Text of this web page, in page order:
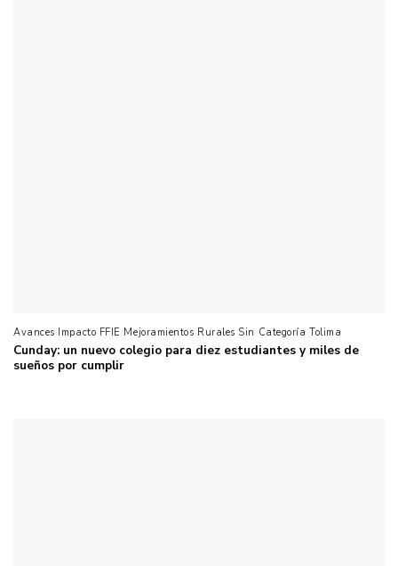
Avances Impacto FFIE Mejoramientos Rurales Sin Categoría Tolima
Cunday: un nuevo colegio para diez estudiantes y miles de
sueños por cumplir